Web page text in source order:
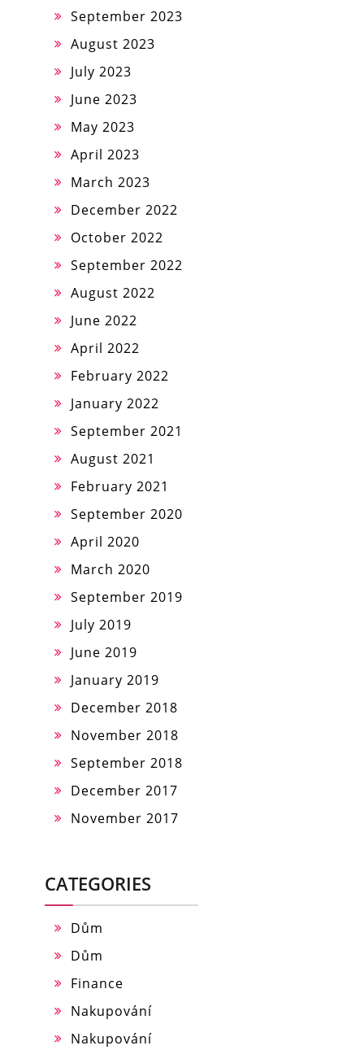
September 2023
August 2023
July 2023
June 2023
May 2023
April 2023
March 2023
December 2022
October 2022
September 2022
August 2022
June 2022
April 2022
February 2022
January 2022
September 2021
August 2021
February 2021
September 2020
April 2020
March 2020
September 2019
July 2019
June 2019
January 2019
December 2018
November 2018
September 2018
December 2017
November 2017
CATEGORIES
Dům
Dům
Finance
Nakupování
Nakupování